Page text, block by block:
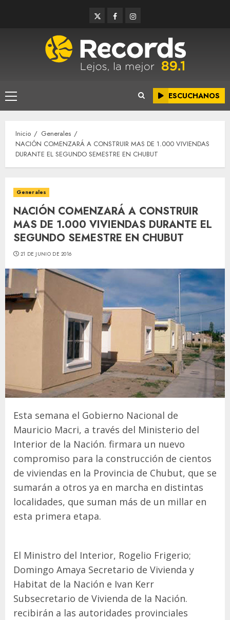
TwitterFacebookInstagram
Menú
principal
ESCUCHANOS
Inicio
Generales
NACIÓN COMENZARÁ A CONSTRUIR MAS DE 1.000 VIVIENDAS
DURANTE EL SEGUNDO SEMESTRE EN CHUBUT
Generales
NACIÓN COMENZARÁ A CONSTRUIR
MAS DE 1.000 VIVIENDAS DURANTE EL
SEGUNDO SEMESTRE EN CHUBUT
21 DE JUNIO DE 2016
Esta semana el Gobierno Nacional de
Mauricio Macri, a través del Ministerio del
Interior de la Nación. firmara un nuevo
compromiso para la construcción de cientos
de viviendas en la Provincia de Chubut, que se
sumarán a otros ya en marcha en distintas
localidades, que suman más de un millar en
esta primera etapa.
El Ministro del Interior, Rogelio Frigerio;
Domingo Amaya Secretario de Vivienda y
Habitat de la Nación e Ivan Kerr
Subsecretario de Vivienda de la Nación.
recibirán a las autoridades provinciales